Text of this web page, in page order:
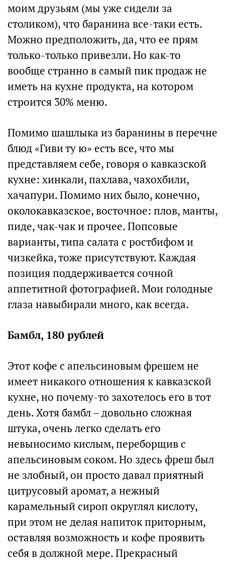
моим друзьям (мы уже сидели за
столиком), что баранина все-таки есть.
Можно предположить, да, что ее прям
только-только привезли. Но как-то
вообще странно в самый пик продаж не
иметь на кухне продукта, на котором
строится 30% меню.
Помимо шашлыка из баранины в перечне
блюд «Гиви ту ю» есть все, что мы
представляем себе, говоря о кавказской
кухне: хинкали, пахлава, чахохбили,
хачапури. Помимо них было, конечно,
околокавказское, восточное: плов, манты,
пиде, чак-чак и прочее. Попсовые
варианты, типа салата с ростбифом и
чизкейка, тоже присутствуют. Каждая
позиция поддерживается сочной
аппетитной фотографией. Мои голодные
глаза навыбирали много, как всегда.
Бамбл, 180 рублей
Этот кофе с апельсиновым фрешем не
имеет никакого отношения к кавказской
кухне, но почему-то захотелось его в тот
день. Хотя бамбл – довольно сложная
штука, очень легко сделать его
невыносимо кислым, переборщив с
апельсиновым соком. Но здесь фреш был
не злобный, он просто давал приятный
цитрусовый аромат, а нежный
карамельный сироп округлял кислоту,
при этом не делая напиток приторным,
оставляя возможность и кофе проявить
себя в должной мере. Прекрасный